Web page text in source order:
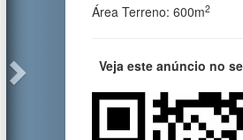
Área Terreno: 600m2
Veja este anúncio no